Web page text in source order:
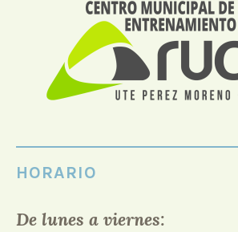
HORARIO
De lunes a viernes: